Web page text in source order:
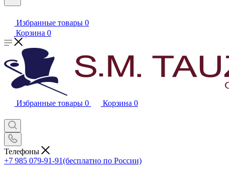
Избранные товары 0
Корзина 0
Избранные товары 0 Корзина 0
Телефоны
+7 985 079-91-91(бесплатно по России)